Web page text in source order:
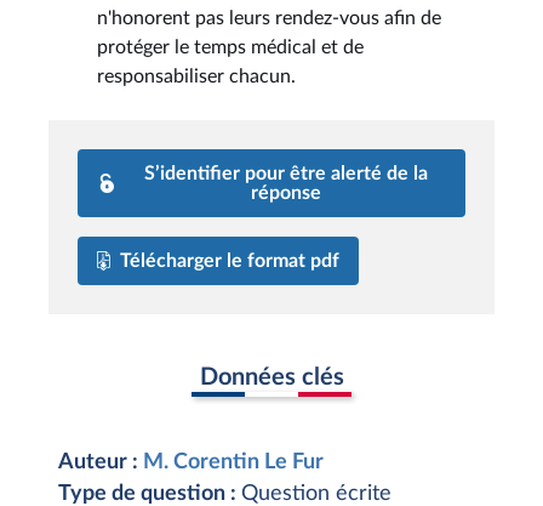
n'honorent pas leurs rendez-vous afin de
protéger le temps médical et de
responsabiliser chacun.
S’identifier pour être alerté de la
réponse
Télécharger le format pdf
Données clés
Auteur : M. Corentin Le Fur
Type de question : Question écrite